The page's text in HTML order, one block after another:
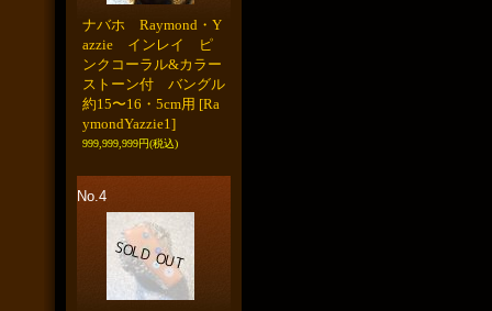
ナバホ Raymond・Y
azzie インレイ ピ
ンクコーラル&カラー
ストーン付 バングル
約15〜16・5cm用 [Ra
ymondYazzie1]
999,999,999円(税込)
No.4